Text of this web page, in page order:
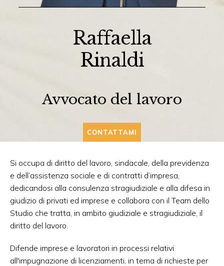
Raffaella
Rinaldi
Avvocato del lavoro
CONTATTAMI
Si occupa di diritto del lavoro, sindacale, della previdenza
e dell’assistenza sociale e di contratti d’impresa,
dedicandosi alla consulenza stragiudiziale e alla difesa in
giudizio di privati ed imprese e collabora con il Team dello
Studio che tratta, in ambito giudiziale e stragiudiziale, il
diritto del lavoro.
Difende imprese e lavoratori in processi relativi
all'impugnazione di licenziamenti, in tema di richieste per